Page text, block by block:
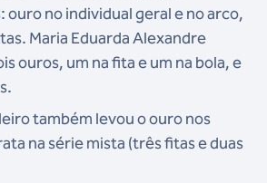
ouro no individual geral e no arco,
Maria Eduarda Alexandre
ouros, um na fita e um na bola, e
também levou o ouro nos
na série mista (três fitas e duas